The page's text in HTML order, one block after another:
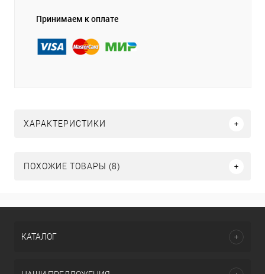
Принимаем к оплате
ХАРАКТЕРИСТИКИ
ПОХОЖИЕ ТОВАРЫ (8)
КАТАЛОГ